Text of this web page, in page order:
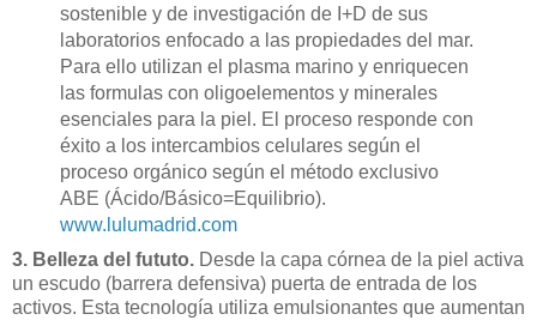
sostenible y de investigación de I+D de sus
laboratorios enfocado a las propiedades del mar.
Para ello utilizan el plasma marino y enriquecen
las formulas con oligoelementos y minerales
esenciales para la piel. El proceso responde con
éxito a los intercambios celulares según el
proceso orgánico según el método exclusivo
ABE (Ácido/Básico=Equilibrio).
www.lulumadrid.com
3. Belleza del fututo. Desde la capa córnea de la piel activa
un escudo (barrera defensiva) puerta de entrada de los
activos. Esta tecnología utiliza emulsionantes que aumentan